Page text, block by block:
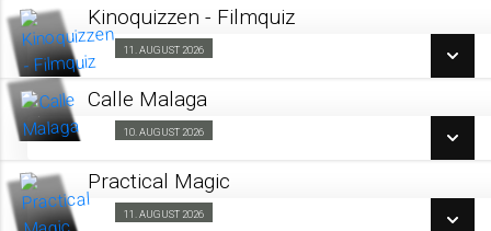
LÆS MERE
SE ALLE DAGE
LÆS MERE
Kinoquizzen - Filmquiz
11. AUGUST 2026
SE ALLE DAGE
LÆS MERE
Calle Malaga
10. AUGUST 2026
SE ALLE DAGE
Practical Magic
11. AUGUST 2026